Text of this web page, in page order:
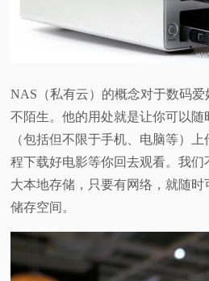
NAS（私有云）的概念对于数码
不陌生。他的用处就是让你可以
（包括但不限于手机、电脑等）
程下载好电影等你回去观看。我们
大本地存储，只要有网络，就随
储存空间。